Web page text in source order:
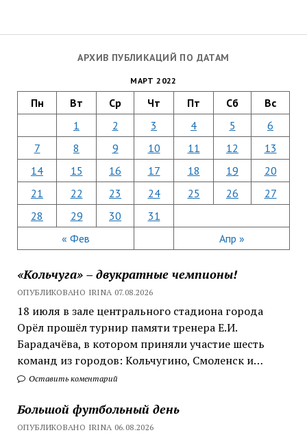
АРХИВ ПУБЛИКАЦИЙ ПО ДАТАМ
МАРТ 2022
Пн Вт Ср Чт Пт Сб Вс
« Фев Апр »
1 2 3 4 5
6
7
8 9 10 11 12
13
14
15 16 17 18 19
20
21
22 23 24 25 26
27
28
29 30 31
«Кольчуга» – двукратные чемпионы!
ОПУБЛИКОВАНО IRINA 07.08.2026
18 июля в зале центрального стадиона города
Орёл прошёл турнир памяти тренера Е.И.
Барадачёва, в котором приняли участие шесть
команд из городов: Кольчугино, Смоленск и…
Оставить коментарий
Большой футбольный день
ОПУБЛИКОВАНО IRINA 06.08.2026